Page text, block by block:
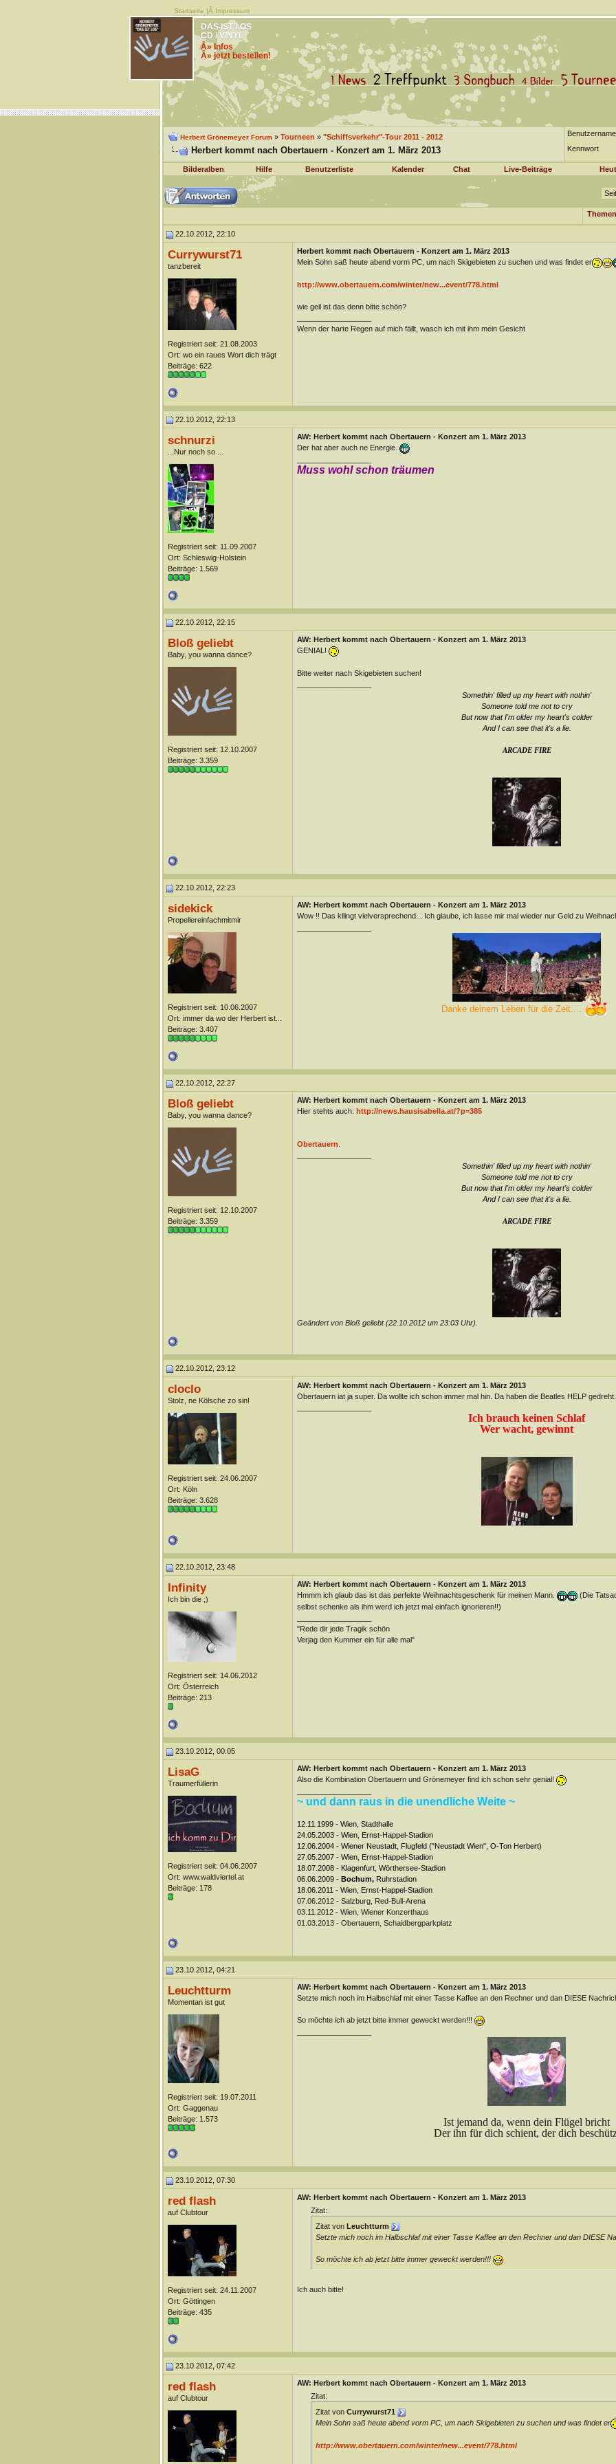
Startseite |Â Impressum
DAS IST LOS
CD / VINYL
Â» Infos
Â» jetzt bestellen!
Herbert Grönemeyer Forum» Tourneen » "Schiffsverkehr"-Tour 2011 - 2012
Herbert kommt nach Obertauern - Konzert am 1. März 2013
Benutzername
Kennwort
Bilderalben Hilfe Benutzerliste Kalender Chat Live-Beiträge
22.10.2012, 22:10
Currywurst71
tanzbereit
Registriert seit: 21.08.2003
Ort: wo ein raues Wort dich trägt
Beiträge: 622
Herbert kommt nach Obertauern - Konzert am 1. März 2013
Mein Sohn saß heute abend vorm PC, um nach Skigebieten zu suchen und was findet er
http://www.obertauern.com/winter/new...event/778.html
wie geil ist das denn bitte schön?
Wenn der harte Regen auf mich fällt, wasch ich mit ihm mein Gesicht
22.10.2012, 22:13
schnurzi
...Nur noch so ...
Registriert seit: 11.09.2007
Ort: Schleswig-Holstein
Beiträge: 1.569
AW: Herbert kommt nach Obertauern - Konzert am 1. März 2013
Der hat aber auch ne Energie.
Muss wohl schon träumen
22.10.2012, 22:15
Bloß geliebt
Baby, you wanna dance?
Registriert seit: 12.10.2007
Beiträge: 3.359
AW: Herbert kommt nach Obertauern - Konzert am 1. März 2013
GENIAL!
Bitte weiter nach Skigebieten suchen!
Somethin' filled up my heart with nothin'
Someone told me not to cry
But now that I'm older my heart's colder
And I can see that it's a lie.
ARCADE FIRE
22.10.2012, 22:23
sidekick
Propellereinfachmitmir
Registriert seit: 10.06.2007
Ort: immer da wo der Herbert ist...
Beiträge: 3.407
AW: Herbert kommt nach Obertauern - Konzert am 1. März 2013
Wow !! Das kllingt vielversprechend... Ich glaube, ich lasse mir mal wieder nur Geld zu
Danke deinem Leben für die Zeit....
22.10.2012, 22:27
Bloß geliebt
Baby, you wanna dance?
Registriert seit: 12.10.2007
Beiträge: 3.359
AW: Herbert kommt nach Obertauern - Konzert am 1. März 2013
Hier stehts auch: http://news.hausisabella.at/?p=385
Obertauern
Somethin' filled up my heart with nothin'
Someone told me not to cry
But now that I'm older my heart's colder
And I can see that it's a lie.
ARCADE FIRE
Geändert von Bloß geliebt (22.10.2012 um 23:03Uhr).
22.10.2012, 23:12
cloclo
Stolz, ne Kölsche zo sin!
Registriert seit: 24.06.2007
Ort: Köln
Beiträge: 3.628
AW: Herbert kommt nach Obertauern - Konzert am 1. März 2013
Obertauern iat ja super. Da wollte ich schon immer mal hin. Da haben die Beatles HELP gedreht.
Ich brauch keinen Schlaf
Wer wacht, gewinnt
22.10.2012, 23:48
Infinity
Ich bin die ;)
Registriert seit: 14.06.2012
Ort: Österreich
Beiträge: 213
AW: Herbert kommt nach Obertauern - Konzert am 1. März 2013
Hmmm ich glaub das ist das perfekte Weihnachtsgeschenk für meinen Mann.
(Die
selbst schenke als ihm werd ich jetzt mal einfach ignorieren!!)
"Rede dir jede Tragik schön
Verjag den Kummer ein für alle mal"
23.10.2012, 00:05
LisaG
Traumerfüllerin
Registriert seit: 04.06.2007
Ort: www.waldviertel.at
Beiträge: 178
AW: Herbert kommt nach Obertauern - Konzert am 1. März 2013
Also die Kombination Obertauern und Grönemeyer find ich schon sehr genial!
~ und dann raus in die unendliche Weite ~
12.11.1999 - Wien, Stadthalle
24.05.2003 - Wien, Ernst-Happel-Stadion
12.06.2004 - Wiener Neustadt, Flugfeld ("Neustadt Wien", O-Ton Herbert)
27.05.2007 - Wien, Ernst-Happel-Stadion
18.07.2008 - Klagenfurt, Wörthersee-Stadion
06.06.2009 - Bochum, Ruhrstadion
18.06.2011 - Wien, Ernst-Happel-Stadion
07.06.2012 - Salzburg, Red-Bull-Arena
03.11.2012 - Wien, Wiener Konzerthaus
01.03.2013 - Obertauern, Schaidbergparkplatz
23.10.2012, 04:21
Leuchtturm
Momentan ist gut
Registriert seit: 19.07.2011
Ort: Gaggenau
Beiträge: 1.573
AW: Herbert kommt nach Obertauern - Konzert am 1. März 2013
Setzte mich noch im Halbschlaf mit einer Tasse Kaffee an den Rechner und dan DIESE
So möchte ich ab jetzt bitte immer geweckt werden!!!
Ist jemand da, wenn dein Flügel bricht
Der ihn für dich schient, der dich
23.10.2012, 07:30
red flash
auf Clubtour
Registriert seit: 24.11.2007
Ort: Göttingen
Beiträge: 435
AW: Herbert kommt nach Obertauern - Konzert am 1. März 2013
Zitat:
Zitat von Leuchtturm
Setzte mich noch im Halbschlaf mit einer Tasse Kaffee an den Rechner und dan DIESE
So möchte ich ab jetzt bitte immer geweckt werden!!!
Ich auch bitte!
23.10.2012, 07:42
red flash
auf Clubtour
AW: Herbert kommt nach Obertauern - Konzert am 1. März 2013
Zitat:
Zitat von Currywurst71
Mein Sohn saß heute abend vorm PC, um nach Skigebieten zu suchen und was findet er
http://www.obertauern.com/winter/new...event/778.html